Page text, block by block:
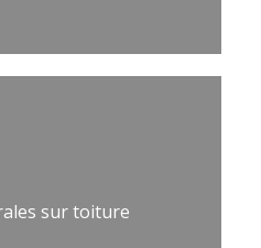
sur toiture